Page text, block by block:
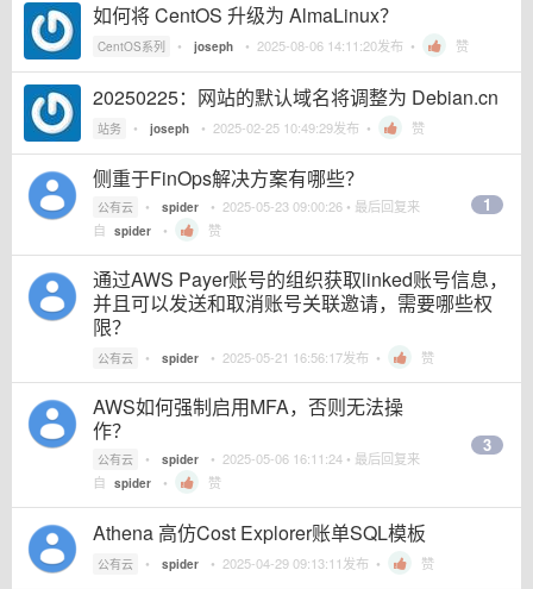
如何将 CentOS 升级为 AlmaLinux？
CentOS系列 • joseph • 2025-08-06 14:11:20发布 • 赞
20250225：网站的默认域名将调整为 Debian.cn
站务 • joseph • 2025-02-25 10:49:29发布 • 赞
侧重于FinOps解决方案有哪些？
公有云 • spider • 2025-05-23 09:00:26 • 最后回复来
自 spider • 赞
1
通过AWS Payer账号的组织获取linked账号信息，
并且可以发送和取消账号关联邀请，需要哪些权
限？
公有云 • spider • 2025-05-21 16:56:17发布 • 赞
AWS如何强制启用MFA，否则无法操
作？
公有云 • spider • 2025-05-06 16:11:24 • 最后回复来
自 spider • 赞
3
Athena 高仿Cost Explorer账单SQL模板
公有云 • spider • 2025-04-29 09:13:11发布 • 赞